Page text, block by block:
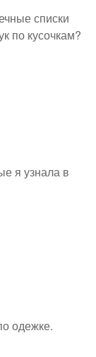
списки
по кусочкам?
я узнала в
одежке.